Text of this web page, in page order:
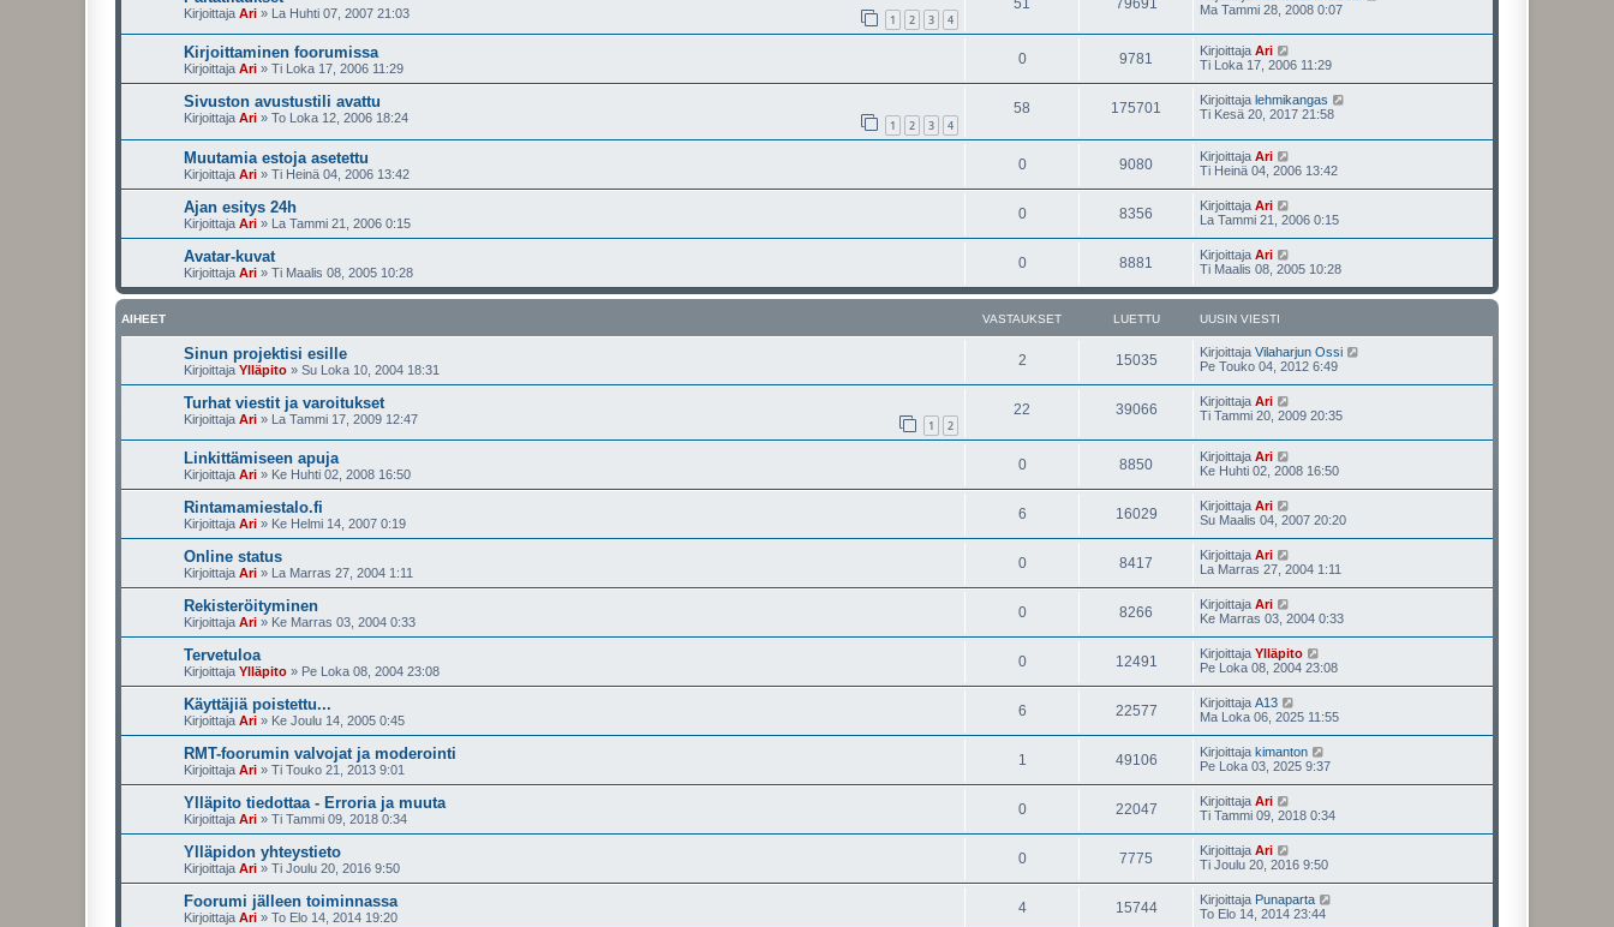
Kirjoittaja Ari » La Huhti 07, 2007 21:03 1 2 3 4
Ma Tammi 28, 2008 0:07
Kirjoittaminen foorumissa
Kirjoittaja Ari » Ti Loka 17, 2006 11:29
0 9781 Kirjoittaja Ari
Ti Loka 17, 2006 11:29
Sivuston avustustili avattu
Kirjoittaja Ari » To Loka 12, 2006 18:24 1 2 3 4
58 175701 Kirjoittaja lehmikangas
Ti Kesä 20, 2017 21:58
Muutamia estoja asetettu
Kirjoittaja Ari » Ti Heinä 04, 2006 13:42
0 9080 Kirjoittaja Ari
Ti Heinä 04, 2006 13:42
Ajan esitys 24h
Kirjoittaja Ari » La Tammi 21, 2006 0:15
0 8356 Kirjoittaja Ari
La Tammi 21, 2006 0:15
Avatar-kuvat
Kirjoittaja Ari » Ti Maalis 08, 2005 10:28
0 8881 Kirjoittaja Ari
Ti Maalis 08, 2005 10:28
AIHEET VASTAUKSET LUETTU UUSIN VIESTI
Sinun projektisi esille
Kirjoittaja Ylläpito » Su Loka 10, 2004 18:31
2 15035 Kirjoittaja Vilaharjun Ossi
Pe Touko 04, 2012 6:49
Turhat viestit ja varoitukset
Kirjoittaja Ari » La Tammi 17, 2009 12:47 1 2
22 39066 Kirjoittaja Ari
Ti Tammi 20, 2009 20:35
Linkittämiseen apuja
Kirjoittaja Ari » Ke Huhti 02, 2008 16:50
0 8850 Kirjoittaja Ari
Ke Huhti 02, 2008 16:50
Rintamamiestalo.fi
Kirjoittaja Ari » Ke Helmi 14, 2007 0:19
6 16029 Kirjoittaja Ari
Su Maalis 04, 2007 20:20
Online status
Kirjoittaja Ari » La Marras 27, 2004 1:11
0 8417 Kirjoittaja Ari
La Marras 27, 2004 1:11
Rekisteröityminen
Kirjoittaja Ari » Ke Marras 03, 2004 0:33
0 8266 Kirjoittaja Ari
Ke Marras 03, 2004 0:33
Tervetuloa
Kirjoittaja Ylläpito » Pe Loka 08, 2004 23:08
0 12491 Kirjoittaja Ylläpito
Pe Loka 08, 2004 23:08
Käyttäjiä poistettu...
Kirjoittaja Ari » Ke Joulu 14, 2005 0:45
6 22577 Kirjoittaja A13
Ma Loka 06, 2025 11:55
RMT-foorumin valvojat ja moderointi
Kirjoittaja Ari » Ti Touko 21, 2013 9:01
1 49106 Kirjoittaja kimanton
Pe Loka 03, 2025 9:37
Ylläpito tiedottaa - Erroria ja muuta
Kirjoittaja Ari » Ti Tammi 09, 2018 0:34
0 22047 Kirjoittaja Ari
Ti Tammi 09, 2018 0:34
Ylläpidon yhteystieto
Kirjoittaja Ari » Ti Joulu 20, 2016 9:50
0 7775 Kirjoittaja Ari
Ti Joulu 20, 2016 9:50
Foorumi jälleen toiminnassa
Kirjoittaja Ari » To Elo 14, 2014 19:20
4 15744 Kirjoittaja Punaparta
To Elo 14, 2014 23:44